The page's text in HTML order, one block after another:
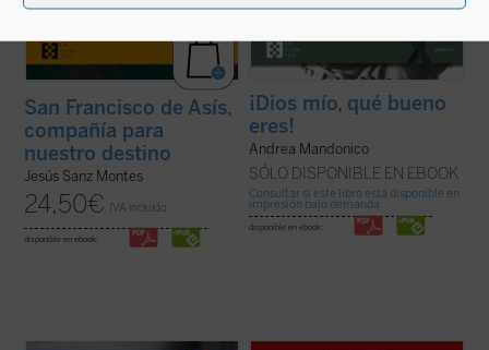
San Francisco de Asís,
compañía para
nuestro destino
Jesús Sanz Montes
24,50€ IVA incluido
disponible en ebook:
¡Dios mío, qué bueno
eres!
Andrea Mandonico
SÓLO DISPONIBLE EN EBOOK
Consultar si este libro está disponible en
impresión bajo demanda
disponible en ebook: